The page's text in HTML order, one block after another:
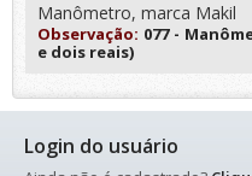
Manômetro, marca Makil
Observação: 077 -
e dois reais)
Login do usuário